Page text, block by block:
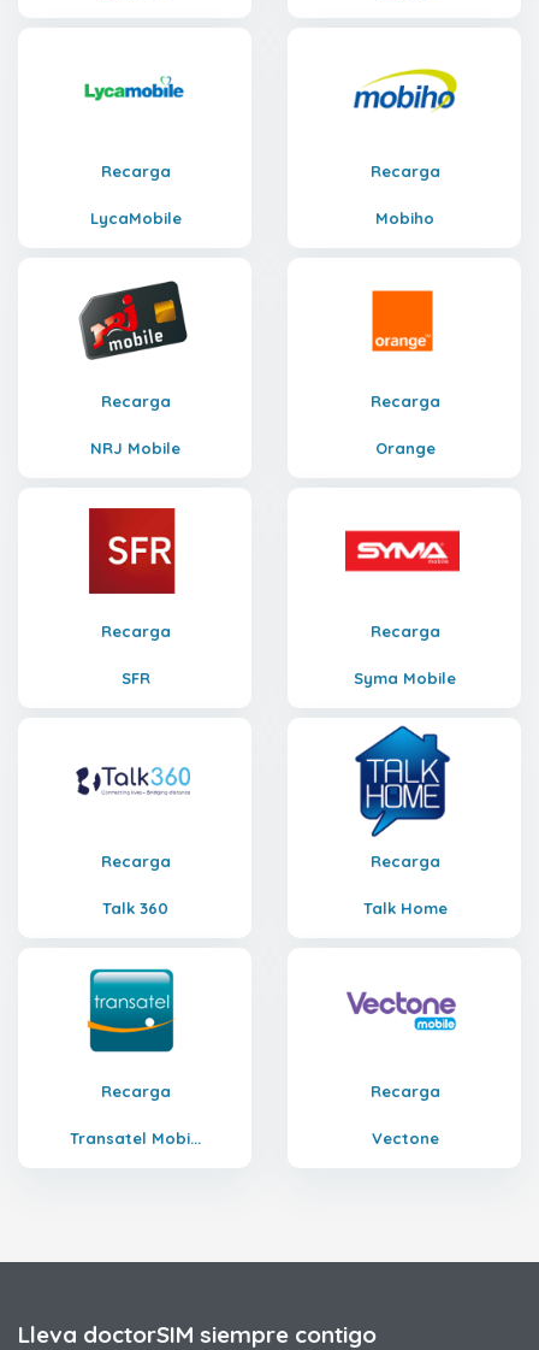
Recarga
LycaMobile
Recarga
Mobiho
Recarga
NRJ Mobile
Recarga
Orange
Recarga
SFR
Recarga
Syma Mobile
Recarga
Talk 360
Recarga
Talk Home
Recarga
Transatel Mobi...
Recarga
Vectone
Lleva doctorSIM siempre contigo